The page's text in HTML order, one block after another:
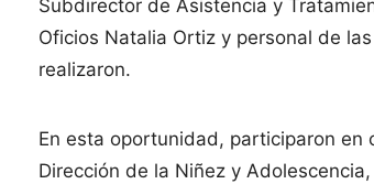
Subdirector de Asistencia y
Oficios Natalia Ortiz y personal de
realizaron.
En esta oportunidad, participaron en
Dirección de la Niñez y